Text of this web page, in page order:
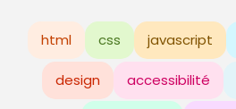
html css javascript
design accessibilité